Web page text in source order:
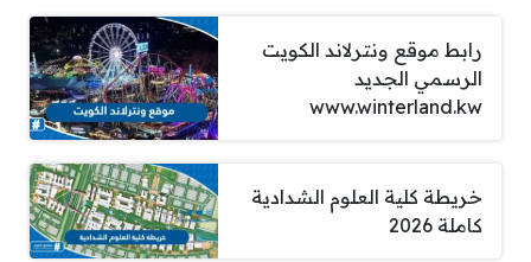
رابط موقع ونترلاند الكويت
الرسمي الجديد
www.winterland.kw
خريطة كلية العلوم الشدادية
كاملة 2026